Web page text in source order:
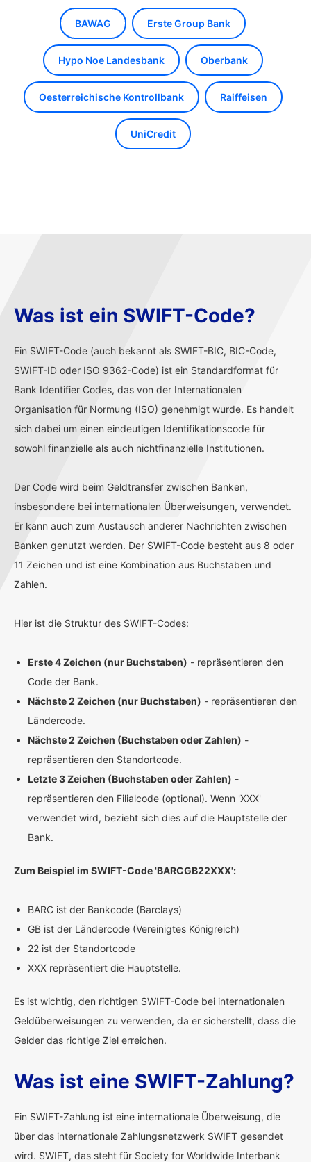
BAWAG Erste Group Bank
Hypo Noe Landesbank Oberbank
Oesterreichische Kontrollbank Raiffeisen
UniCredit
Was ist ein SWIFT-Code?
Ein SWIFT-Code (auch bekannt als SWIFT-BIC, BIC-Code,
SWIFT-ID oder ISO 9362-Code) ist ein Standardformat für
Bank Identifier Codes, das von der Internationalen
Organisation für Normung (ISO) genehmigt wurde. Es handelt
sich dabei um einen eindeutigen Identifikationscode für
sowohl finanzielle als auch nichtfinanzielle Institutionen.
Der Code wird beim Geldtransfer zwischen Banken,
insbesondere bei internationalen Überweisungen, verwendet.
Er kann auch zum Austausch anderer Nachrichten zwischen
Banken genutzt werden. Der SWIFT-Code besteht aus 8 oder
11 Zeichen und ist eine Kombination aus Buchstaben und
Zahlen.
Hier ist die Struktur des SWIFT-Codes:
Erste 4 Zeichen (nur Buchstaben) - repräsentieren den
Code der Bank.
Nächste 2 Zeichen (nur Buchstaben) - repräsentieren den
Ländercode.
Nächste 2 Zeichen (Buchstaben oder Zahlen) -
repräsentieren den Standortcode.
Letzte 3 Zeichen (Buchstaben oder Zahlen) -
repräsentieren den Filialcode (optional). Wenn 'XXX'
verwendet wird, bezieht sich dies auf die Hauptstelle der
Bank.
Zum Beispiel im SWIFT-Code 'BARCGB22XXX':
BARC ist der Bankcode (Barclays)
GB ist der Ländercode (Vereinigtes Königreich)
22 ist der Standortcode
XXX repräsentiert die Hauptstelle.
Es ist wichtig, den richtigen SWIFT-Code bei internationalen
Geldüberweisungen zu verwenden, da er sicherstellt, dass die
Gelder das richtige Ziel erreichen.
Was ist eine SWIFT-Zahlung?
Ein SWIFT-Zahlung ist eine internationale Überweisung, die
über das internationale Zahlungsnetzwerk SWIFT gesendet
wird. SWIFT, das steht für Society for Worldwide Interbank